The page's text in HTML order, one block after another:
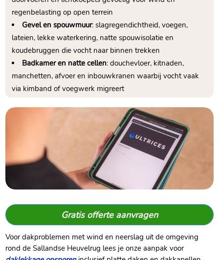
regenbelasting op open terrein
Gevel en spouwmuur: slagregendichtheid, voegen,
lateien, lekke waterkering, natte spouwisolatie en
koudebruggen die vocht naar binnen trekken
Badkamer en natte cellen: douchevloer, kitnaden,
manchetten, afvoer en inbouwkranen waarbij vocht vaak
via kimband of voegwerk migreert
Gratis offerte aanvragen
Voor dakproblemen met wind en neerslag uit de omgeving
rond de Sallandse Heuvelrug lees je onze aanpak voor